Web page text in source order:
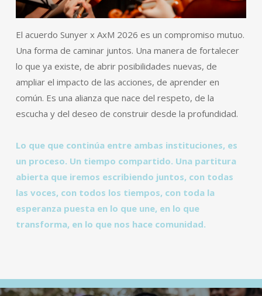
El acuerdo Sunyer x AxM 2026 es un compromiso mutuo.
Una forma de caminar juntos. Una manera de fortalecer
lo que ya existe, de abrir posibilidades nuevas, de
ampliar el impacto de las acciones, de aprender en
común. Es una alianza que nace del respeto, de la
escucha y del deseo de construir desde la profundidad.
Lo que que continúa entre ambas instituciones, es
un proceso. Un tiempo compartido. Una partitura
abierta que iremos escribiendo juntos, con todas
las voces, con todos los tiempos, con toda la
esperanza puesta en lo que une, en lo que
transforma, en lo que nos hace comunidad.